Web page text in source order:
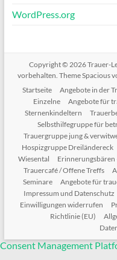
WordPress.org
Copyright © 2026Trauer-
vorbehalten. ThemeSpacious
Startseite
Angebote in der
Einzelne
Angebote für
Sternenkindeltern
Selbsthilfegruppe für
Trauergruppe jung &
Hospizgruppe Dreiländereck
Wiesental
Erinnerungsbären
Trauercafé / Offene Treffs
Seminare
Angebote für
Impressum und Datenschutz
Einwilligungen widerrufen
Richtlinie (EU)
Consent Management